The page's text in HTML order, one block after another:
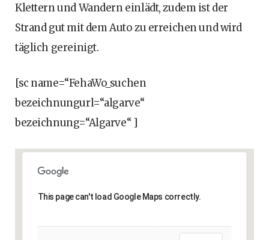
Klettern und Wandern einlädt, zudem ist der
Strand gut mit dem Auto zu erreichen und wird
täglich gereinigt.
[sc name=“FehaWo_suchen
bezeichnungurl=“algarve“
bezeichnung=“Algarve“ ]
This page can't load Google Maps correctly.